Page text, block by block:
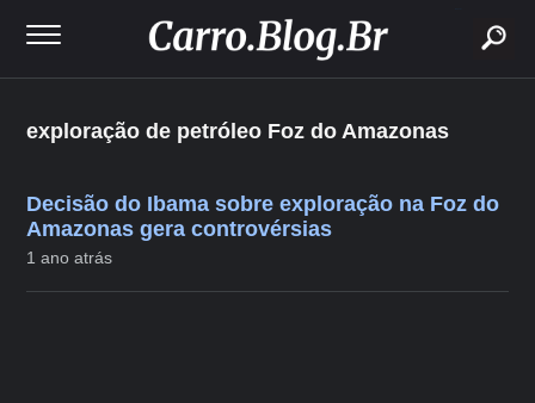
exploração de petróleo Foz do Amazonas
Decisão do Ibama sobre exploração na Foz do
Amazonas gera controvérsias
1 ano atrás